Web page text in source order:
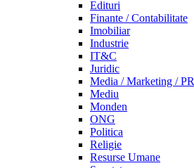
Edituri
Finante / Contabilitate
Imobiliar
Industrie
IT&C
Juridic
Media / Marketing / PR
Mediu
Monden
ONG
Politica
Religie
Resurse Umane